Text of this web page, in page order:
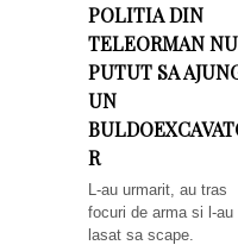
POLITIA DIN
TELEORMAN
PUTUT SA
UN
R
L-au urmarit, au tras
focuri de arma si l-au
lasat sa scape.